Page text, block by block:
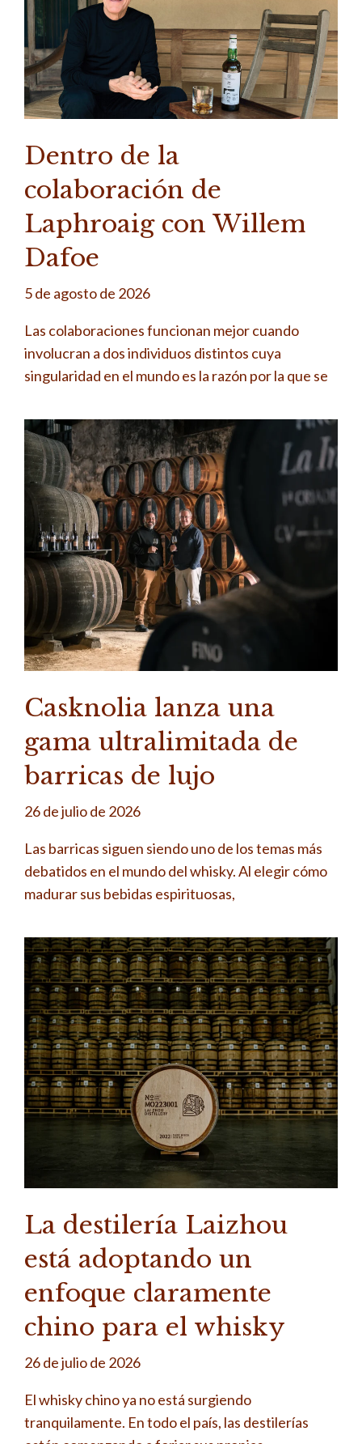
Dentro de la
colaboración de
Laphroaig con Willem
Dafoe
5 de agosto de 2026
Las colaboraciones funcionan mejor cuando
involucran a dos individuos distintos cuya
singularidad en el mundo es la razón por la que se
Casknolia lanza una
gama ultralimitada de
barricas de lujo
26 de julio de 2026
Las barricas siguen siendo uno de los temas más
debatidos en el mundo del whisky. Al elegir cómo
madurar sus bebidas espirituosas,
La destilería Laizhou
está adoptando un
enfoque claramente
chino para el whisky
26 de julio de 2026
El whisky chino ya no está surgiendo
tranquilamente. En todo el país, las destilerías